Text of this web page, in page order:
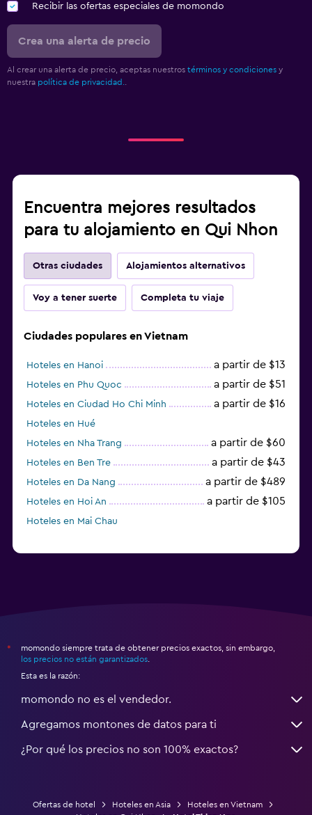
Recibir las ofertas especiales de momondo
Crea una alerta de precio
Al crear una alerta de precio, aceptas nuestros términos y condiciones y
nuestra política de privacidad.
Encuentra mejores resultados
para tu alojamiento en Qui Nhon
Otras ciudades Alojamientos alternativos
Voy a tener suerte Completa tu viaje
Ciudades populares en Vietnam
Hoteles en Hanoi a partir de $13
Hoteles en Phu Quoc a partir de $51
Hoteles en Ciudad Ho Chi Minh a partir de $16
Hoteles en Hué
Hoteles en Nha Trang
a partir de $60
Hoteles en Ben Tre a partir de $43
Hoteles en Da Nang a partir de $489
Hoteles en Hoi An a partir de $105
Hoteles en Mai Chau
*
momondo siempre trata de obtener precios exactos, sin embargo,
los precios no están garantizados
Esta es la razón:
momondo no es el vendedor.
Agregamos montones de datos para ti
¿Por qué los precios no son 100% exactos?
Ofertas de hotel Hoteles en Asia
Hoteles en Vietnam